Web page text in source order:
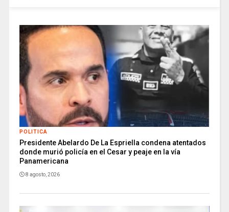
POLITICA
Presidente Abelardo De La Espriella condena atentados
donde murió policía en el Cesar y peaje en la vía
Panamericana
8 agosto, 2026